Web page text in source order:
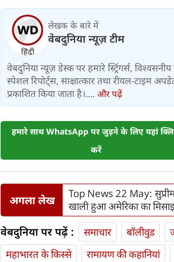
लेखक के बारे में
वेबदुनिया न्यूज़ टीम
वेबदुनिया न्यूज़ डेस्क पर हमारे स्ट्रिंगर्स, विश्वसनीय
स्पेशल रिपोर्ट्स, साक्षात्कार तथा रीयल-टाइम
प्रकाशित किया जाता है।.... और पढ़ें
हमारे साथ WhatsApp पर जुड़ने के लिए यहां
करें
अगला लेख
Top News 22 May:
खाली हुआ अमेरिका का
वेबदुनिया पर पढ़ें : समाचार बॉलीवुड
महाभारत के किस्से
रामायण की कहानियां